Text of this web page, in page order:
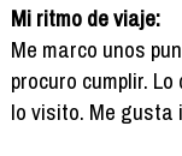
Mi ritmo de viaje:
Me marco unos
procuro cumplir.
lo visito. Me gusta